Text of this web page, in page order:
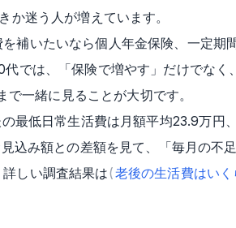
か迷う人が増えています。
補いたいなら個人年金保険、一定期
では、「保険で増やす」だけでなく
一緒に見ることが大切です。
最低日常生活費は月額平均23.9万円
込み額との差額を見て、「毎月の不
しい調査結果は(老後の生活費はい